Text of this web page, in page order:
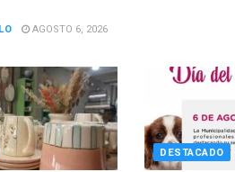
AGOSTO 6, 2026
DESTACADO